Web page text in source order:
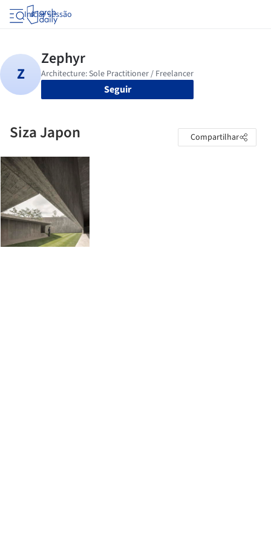
Iniciar sessão
Seguir
Siza Japon Compartilhar